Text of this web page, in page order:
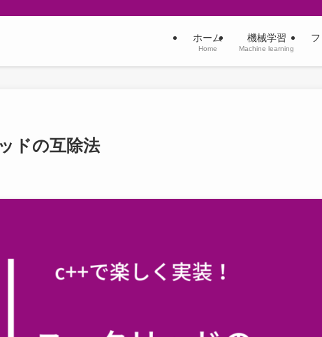
ホーム
Home
機械学習
Machine learning
ドの互除法